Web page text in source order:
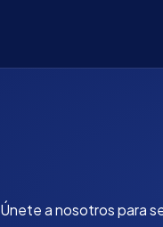
Únete a nosotros para